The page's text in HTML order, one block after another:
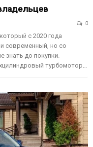
0
с 2020 года
современный, но со
знать до покупки.
турбомотор…